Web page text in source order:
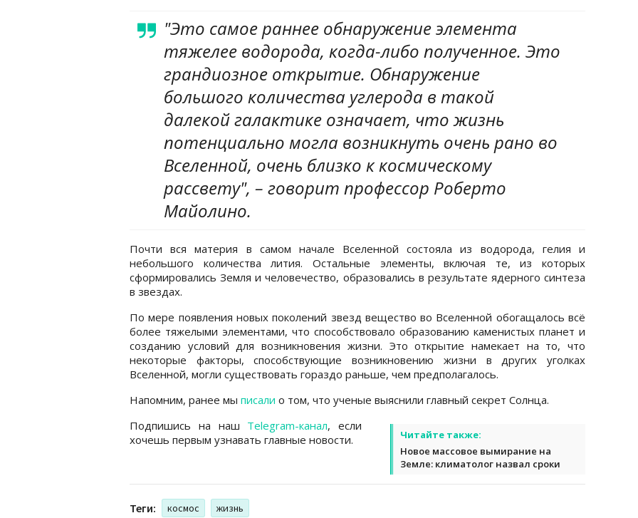
"Это самое раннее обнаружение элемента
тяжелее водорода, когда-либо полученное. Это
грандиозное открытие. Обнаружение
большого количества углерода в такой
далекой галактике означает, что жизнь
потенциально могла возникнуть очень рано во
Вселенной, очень близко к космическому
рассвету", – говорит профессор Роберто
Майолино.
Почти вся материя в самом начале Вселенной состояла из водорода, гелия и
небольшого количества лития. Остальные элементы, включая те, из которых
сформировались Земля и человечество, образовались в результате ядерного синтеза
в звездах.
По мере появления новых поколений звезд вещество во Вселенной обогащалось всё
более тяжелыми элементами, что способствовало образованию каменистых планет и
созданию условий для возникновения жизни. Это открытие намекает на то, что
некоторые факторы, способствующие возникновению жизни в других уголках
Вселенной, могли существовать гораздо раньше, чем предполагалось.
Напомним, ранее мы писали о том, что ученые выяснили главный секрет Солнца.
Читайте также:
Новое массовое вымирание на
Земле: климатолог назвал сроки
Подпишись на наш Telegram-канал, если
хочешь первым узнавать главные новости.
Теги: космос жизнь